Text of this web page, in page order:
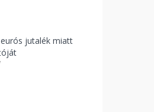
jutalék miatt